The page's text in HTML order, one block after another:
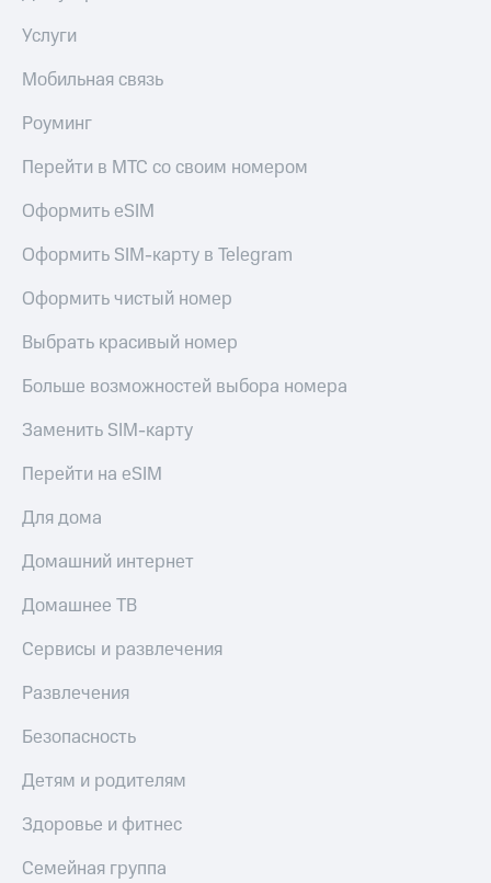
Услуги
Мобильная связь
Роуминг
Перейти в МТС со своим номером
Оформить eSIM
Оформить SIM-карту в Telegram
Оформить чистый номер
Выбрать красивый номер
Больше возможностей выбора номера
Заменить SIM-карту
Перейти на eSIM
Для дома
Домашний интернет
Домашнее ТВ
Сервисы и развлечения
Развлечения
Безопасность
Детям и родителям
Здоровье и фитнес
Семейная группа